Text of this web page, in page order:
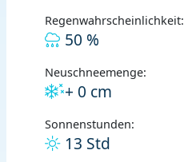
Regenwahrscheinlichkeit:
50 %
Neuschneemenge:
+ 0 cm
Sonnenstunden:
13 Std